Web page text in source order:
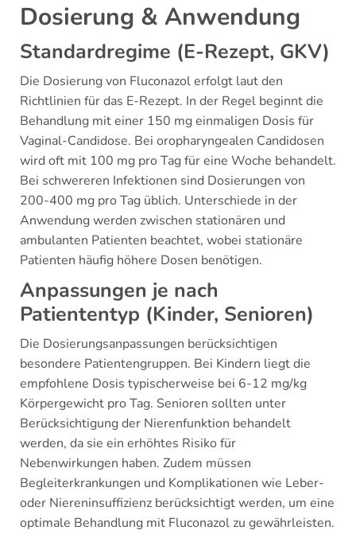
Dosierung & Anwendung
Standardregime (E-Rezept, GKV)
Die Dosierung von Fluconazol erfolgt laut den
Richtlinien für das E-Rezept. In der Regel beginnt die
Behandlung mit einer 150 mg einmaligen Dosis für
Vaginal-Candidose. Bei oropharyngealen Candidosen
wird oft mit 100 mg pro Tag für eine Woche behandelt.
Bei schwereren Infektionen sind Dosierungen von
200-400 mg pro Tag üblich. Unterschiede in der
Anwendung werden zwischen stationären und
ambulanten Patienten beachtet, wobei stationäre
Patienten häufig höhere Dosen benötigen.
Anpassungen je nach
Patiententyp (Kinder, Senioren)
Die Dosierungsanpassungen berücksichtigen
besondere Patientengruppen. Bei Kindern liegt die
empfohlene Dosis typischerweise bei 6-12 mg/kg
Körpergewicht pro Tag. Senioren sollten unter
Berücksichtigung der Nierenfunktion behandelt
werden, da sie ein erhöhtes Risiko für
Nebenwirkungen haben. Zudem müssen
Begleiterkrankungen und Komplikationen wie Leber-
oder Niereninsuffizienz berücksichtigt werden, um eine
optimale Behandlung mit Fluconazol zu gewährleisten.